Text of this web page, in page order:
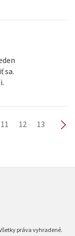
sa.
11 12 13
práva vyhradené.